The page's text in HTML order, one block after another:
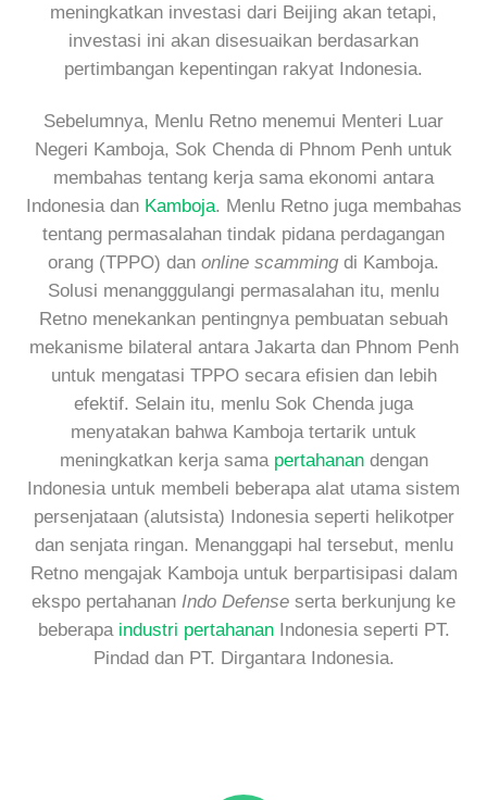
meningkatkan investasi dari Beijing akan tetapi,
investasi ini akan disesuaikan berdasarkan
pertimbangan kepentingan rakyat Indonesia.
Sebelumnya, Menlu Retno menemui Menteri Luar
Negeri Kamboja, Sok Chenda di Phnom Penh untuk
membahas tentang kerja sama ekonomi antara
Indonesia dan Kamboja. Menlu Retno juga membahas
tentang permasalahan tindak pidana perdagangan
orang (TPPO) dan online scamming di Kamboja.
Solusi menangggulangi permasalahan itu, menlu
Retno menekankan pentingnya pembuatan sebuah
mekanisme bilateral antara Jakarta dan Phnom Penh
untuk mengatasi TPPO secara efisien dan lebih
efektif. Selain itu, menlu Sok Chenda juga
menyatakan bahwa Kamboja tertarik untuk
meningkatkan kerja sama pertahanandengan
Indonesia untuk membeli beberapa alat utama sistem
persenjataan (alutsista) Indonesia seperti helikotper
dan senjata ringan. Menanggapi hal tersebut, menlu
Retno mengajak Kamboja untuk berpartisipasi dalam
ekspo pertahanan Indo Defense serta berkunjung ke
beberapa industri pertahananIndonesia seperti PT.
Pindad dan PT. Dirgantara Indonesia.